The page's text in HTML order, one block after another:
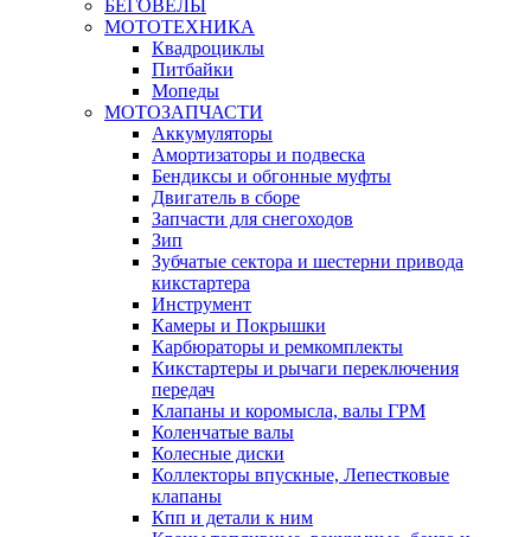
БЕГОВЕЛЫ
МОТОТЕХНИКА
Квадроциклы
Питбайки
Мопеды
МОТОЗАПЧАСТИ
Аккумуляторы
Амортизаторы и подвеска
Бендиксы и обгонные муфты
Двигатель в сборе
Запчасти для снегоходов
Зип
Зубчатые сектора и шестерни привода
кикстартера
Инструмент
Камеры и Покрышки
Карбюраторы и ремкомплекты
Кикстартеры и рычаги переключения
передач
Клапаны и коромысла, валы ГРМ
Коленчатые валы
Колесные диски
Коллекторы впускные, Лепестковые
клапаны
Кпп и детали к ним